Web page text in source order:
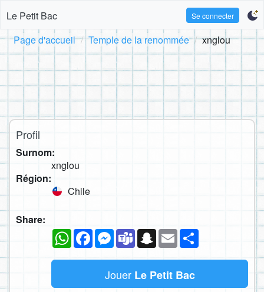
Le Petit Bac Se connecter
Page d'accueil Temple de la renommée xnglou
Profil
Surnom:
xnglou
Région:
Chile
Share:
WhatsAppFacebookMessenger
TeamsSnapchat
Email
Jouer Le Petit Bac